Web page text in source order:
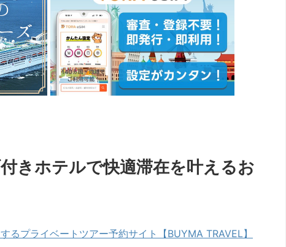
きホテルで快適滞在を叶えるお
るプライベートツアー予約サイト【BUYMA TRAVEL】